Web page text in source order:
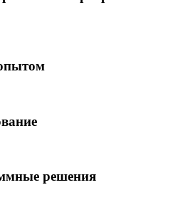
решения